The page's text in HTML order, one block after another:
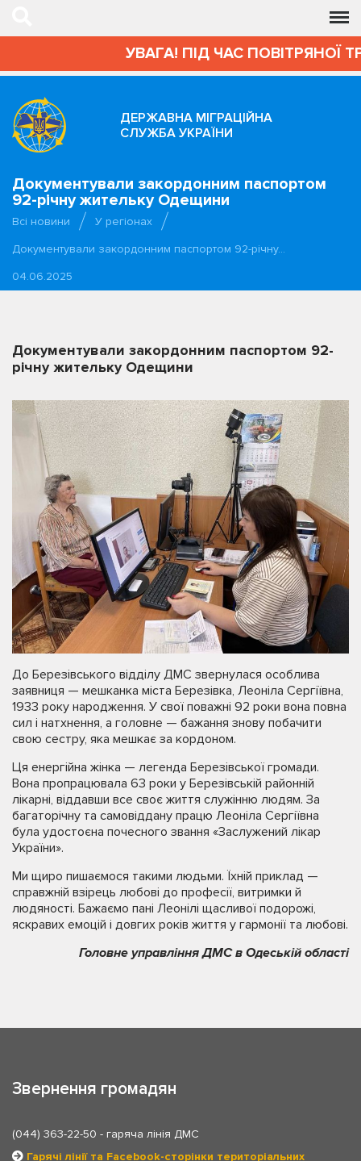
УВАГА! ПІД ЧАС ПОВІТРЯНОЇ
ДЕРЖАВНА МІГРАЦІЙНА
СЛУЖБА УКРАЇНИ
Документували закордонним паспортом
92-річну жительку Одещини
Всі новини
У регіонах
Документували закордонним паспортом 92-річну…
04.06.2025
Документували закордонним паспортом 92-
річну жительку Одещини
До Березівського відділу ДМС звернулася особлива
заявниця — мешканка міста Березівка, Леоніла Сергіївна,
1933 року народження. У свої поважні 92 роки вона повна
сил і натхнення, а головне — бажання знову побачити
свою сестру, яка мешкає за кордоном.
Ця енергійна жінка — легенда Березівської громади.
Вона пропрацювала 63 роки у Березівській районній
лікарні, віддавши все своє життя служінню людям. За
багаторічну та самовіддану працю Леоніла Сергіївна
була удостоєна почесного звання «Заслужений лікар
України».
Ми щиро пишаємося такими людьми. Їхній приклад —
справжній взірець любові до професії, витримки й
людяності. Бажаємо пані Леонілі щасливої подорожі,
яскравих емоцій і довгих років життя у гармонії та любові.
Головне управління ДМС в Одеській області
Звернення громадян
(044) 363-22-50 - гаряча лінія ДМС
Гарячі лінії та Facebook-сторінки територіальних